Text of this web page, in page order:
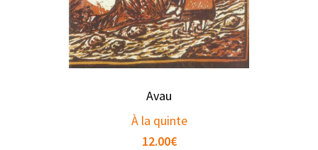
Avau
À la quinte
12.00€